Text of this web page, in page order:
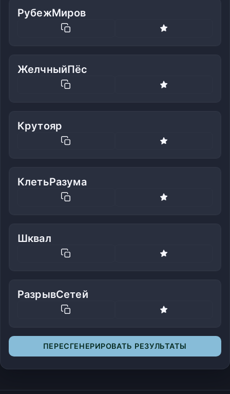
РубежМиров
ЖелчныйПёс
Крутояр
КлетьРазума
Шквал
РазрывСетей
ПЕРЕСГЕНЕРИРОВАТЬ РЕЗУЛЬТАТЫ